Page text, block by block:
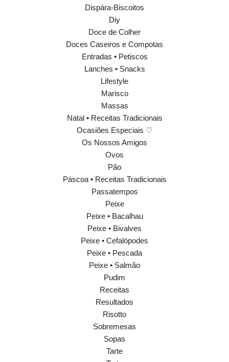
Dispára-Biscoitos
Diy
Doce de Colher
Doces Caseiros e Compotas
Entradas • Petiscos
Lanches • Snacks
Lifestyle
Marisco
Massas
Natal • Receitas Tradicionais
Ocasiões Especiais ♡
Os Nossos Amigos
Ovos
Pão
Páscoa • Receitas Tradicionais
Passatempos
Peixe
Peixe • Bacalhau
Peixe • Bivalves
Peixe • Cefalópodes
Peixe • Pescada
Peixe • Salmão
Pudim
Receitas
Resultados
Risotto
Sobremesas
Sopas
Tarte